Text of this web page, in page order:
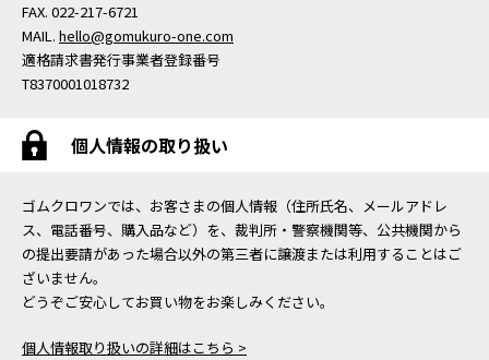
FAX. 022-217-6721
MAIL. hello@gomukuro-one.com
適格請求書発行事業者登録番号
T8370001018732
個人情報の取り扱い
ゴムクロワンでは、お客さまの個人情報（住所氏名、メールアドレ
ス、電話番号、購入品など）を、裁判所・警察機関等、公共機関から
の提出要請があった場合以外の第三者に譲渡または利用することはご
ざいません。
どうぞご安心してお買い物をお楽しみください。
個人情報取り扱いの詳細はこちら >